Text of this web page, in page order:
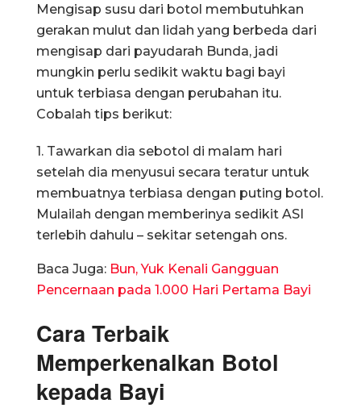
Mengisap susu dari botol membutuhkan
gerakan mulut dan lidah yang berbeda dari
mengisap dari payudarah Bunda, jadi
mungkin perlu sedikit waktu bagi bayi
untuk terbiasa dengan perubahan itu.
Cobalah tips berikut:
1. Tawarkan dia sebotol di malam hari
setelah dia menyusui secara teratur untuk
membuatnya terbiasa dengan puting botol.
Mulailah dengan memberinya sedikit ASI
terlebih dahulu – sekitar setengah ons.
Baca Juga: Bun, Yuk Kenali Gangguan
Pencernaan pada 1.000 Hari Pertama Bayi
Cara Terbaik
Memperkenalkan Botol
kepada Bayi